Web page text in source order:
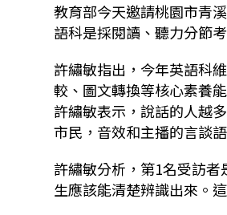
教育部今天邀請桃園市青
語科是採閱讀、聽力分節
許繡敏指出，今年英語科
較、圖文轉換等核心素養
許繡敏表示，說話的人越
市民，音效和主播的言談
許繡敏分析，第1名受訪
生應該能清楚辨識出來。